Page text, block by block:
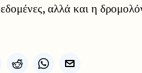
αλλά και η